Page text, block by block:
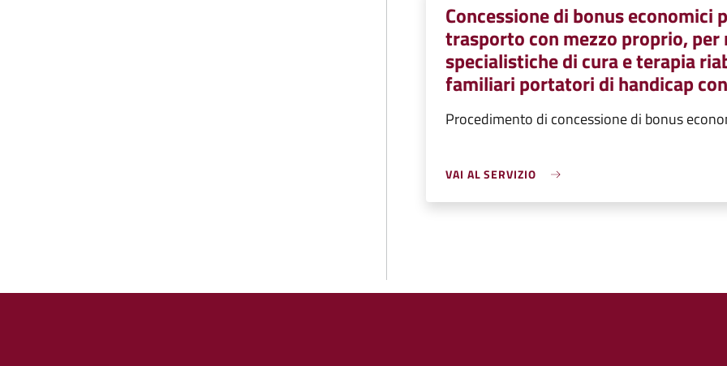
Concessione di bonus economici
trasporto con mezzo proprio,
specialistiche di cura e terapia
familiari portatori di handicap
Procedimento di concessione di bonus
VAI AL SERVIZIO